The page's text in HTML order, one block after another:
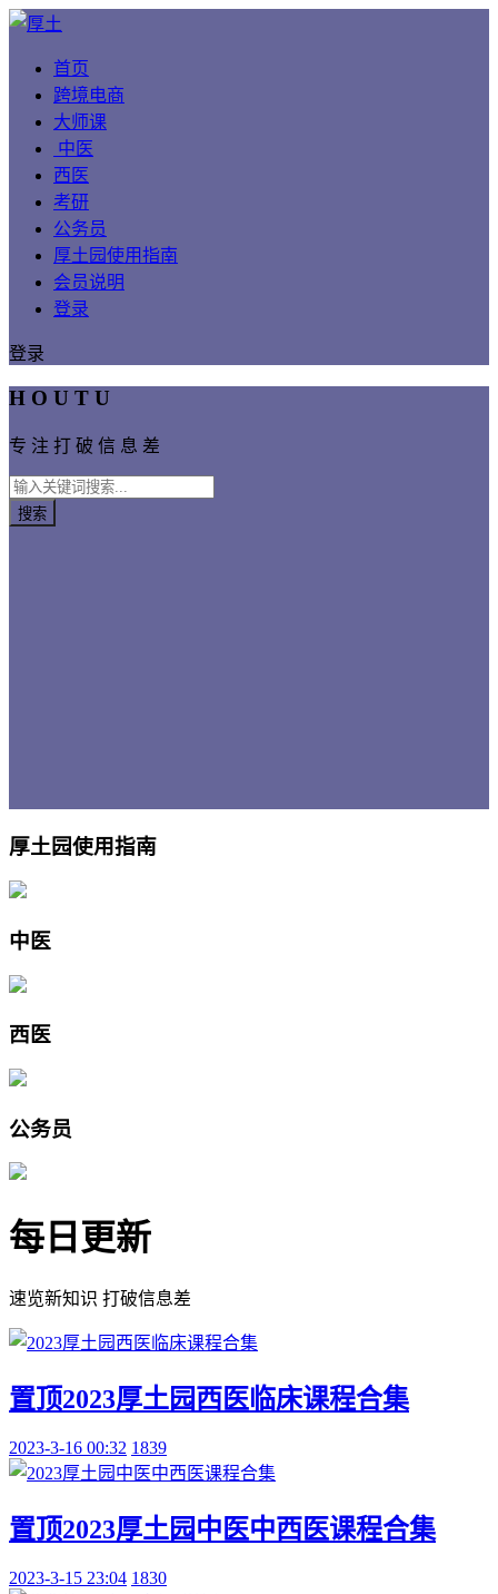
首页
跨境电商
大师课
中医
西医
考研
公务员
厚土园使用指南
会员说明
登录
登录
H O U T U
专 注 打 破 信 息 差
厚土园使用指南
中医
西医
公务员
每日更新
速览新知识 打破信息差
置顶2023厚土园西医临床课程合集
2023-3-16 00:32 1839
置顶2023厚土园中医中西医课程合集
2023-3-15 23:04 1830